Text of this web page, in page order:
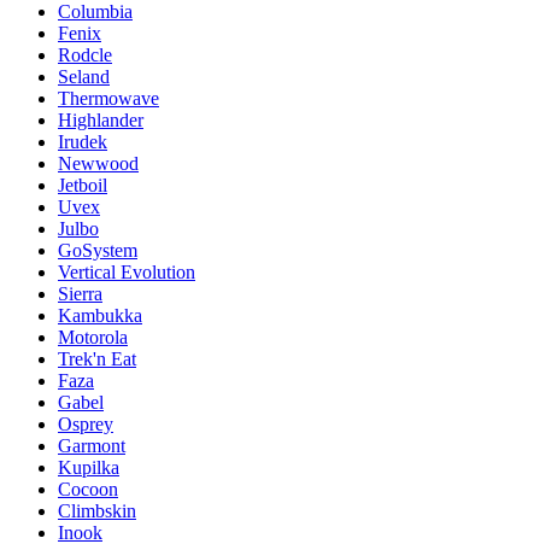
Columbia
Fenix
Rodcle
Seland
Thermowave
Highlander
Irudek
Newwood
Jetboil
Uvex
Julbo
GoSystem
Vertical Evolution
Sierra
Kambukka
Motorola
Trek'n Eat
Faza
Gabel
Osprey
Garmont
Kupilka
Cocoon
Climbskin
Inook